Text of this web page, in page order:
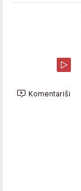
Komentariši